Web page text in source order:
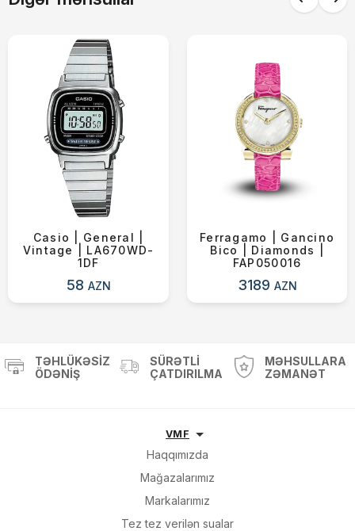
Casio | General |
Vintage | LA670WD-
1DF
58 AZN
Ferragamo | Gancino
Bico | Diamonds |
FAP050016
3189 AZN
TƏHLÜKƏSIZ
ÖDƏNIŞ
SÜRƏTLI
ÇATDIRILMA
MƏHSULLARA
ZƏMANƏT
VMF
Haqqımızda
Mağazalarımız
Markalarımız
Tez tez verilən sualar